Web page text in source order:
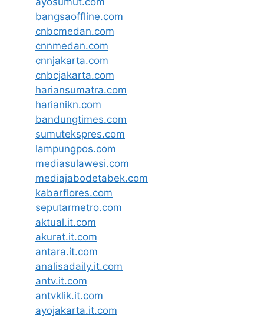
bangsaoffline.com
cnbcmedan.com
cnnmedan.com
cnnjakarta.com
cnbcjakarta.com
hariansumatra.com
harianikn.com
bandungtimes.com
sumutekspres.com
lampungpos.com
mediasulawesi.com
mediajabodetabek.com
kabarflores.com
seputarmetro.com
aktual.it.com
akurat.it.com
antara.it.com
analisadaily.it.com
antv.it.com
antvklik.it.com
ayojakarta.it.com